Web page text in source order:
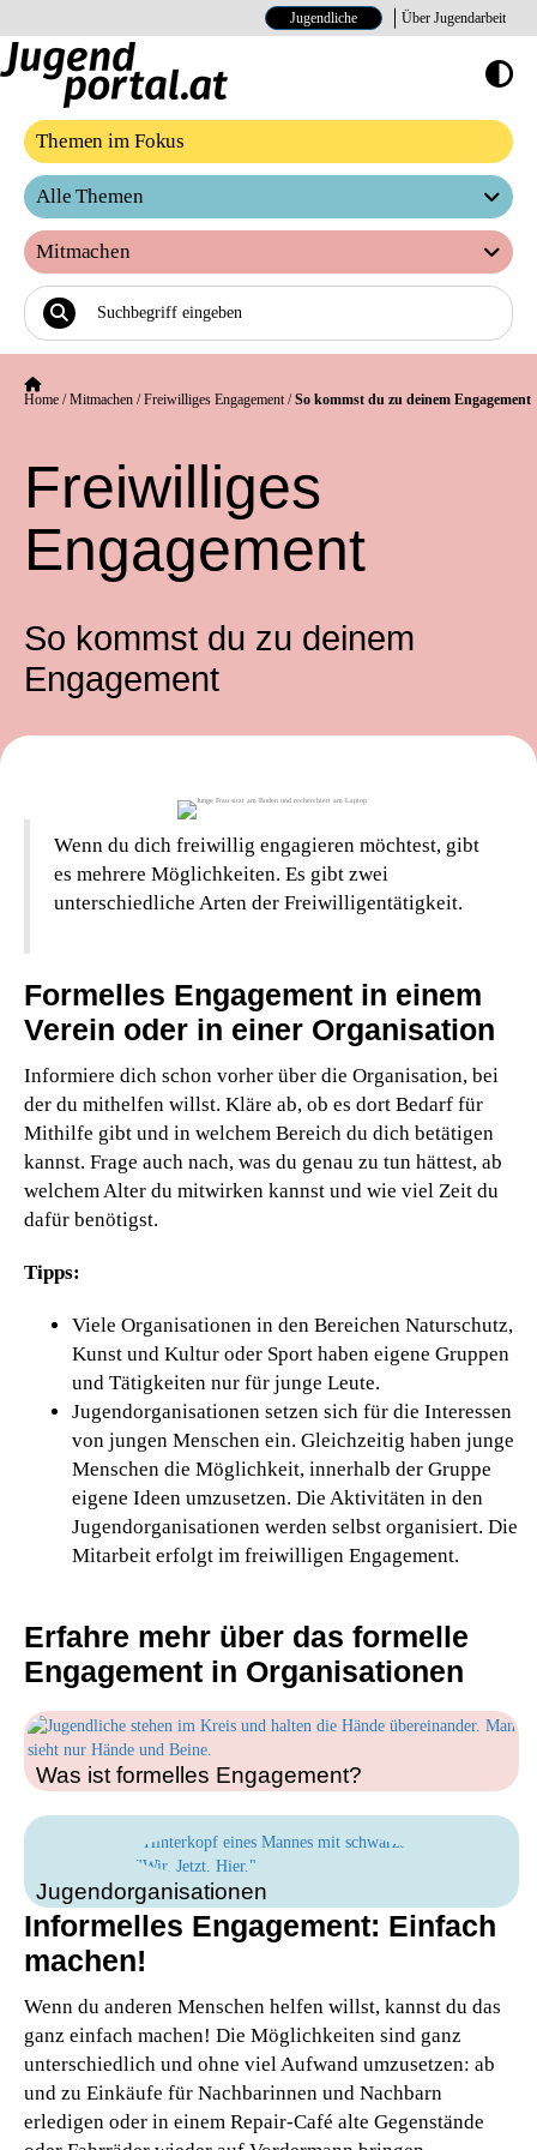
Jugendliche Über Jugendarbeit
Hoher Kontrast
Themen im Fokus
Alle Themen
Mitmachen
Home /Mitmachen /Freiwilliges Engagement/So kommst du zu deinem Engagement
Freiwilliges
Engagement
So kommst du zu deinem
Engagement
Wenn du dich freiwillig engagieren möchtest, gibt
es mehrere Möglichkeiten. Es gibt zwei
unterschiedliche Arten der Freiwilligentätigkeit.
Formelles Engagement in einem
Verein oder in einer Organisation
Informiere dich schon vorher über die Organisation, bei
der du mithelfen willst. Kläre ab, ob es dort Bedarf für
Mithilfe gibt und in welchem Bereich du dich betätigen
kannst. Frage auch nach, was du genau zu tun hättest, ab
welchem Alter du mitwirken kannst und wie viel Zeit du
dafür benötigst.
Tipps:
Viele Organisationen in den Bereichen Naturschutz,
Kunst und Kultur oder Sport haben eigene Gruppen
und Tätigkeiten nur für junge Leute.
Jugendorganisationen setzen sich für die Interessen
von jungen Menschen ein. Gleichzeitig haben junge
Menschen die Möglichkeit, innerhalb der Gruppe
eigene Ideen umzusetzen. Die Aktivitäten in den
Jugendorganisationen werden selbst organisiert. Die
Mitarbeit erfolgt im freiwilligen Engagement.
Erfahre mehr über das formelle
Engagement in Organisationen
Was ist formelles Engagement?
Jugendorganisationen
Informelles Engagement: Einfach
machen!
​Wenn du anderen Menschen helfen willst, kannst du das
ganz einfach machen! Die Möglichkeiten sind ganz
unterschiedlich und ohne viel Aufwand umzusetzen: ab
und zu Einkäufe für Nachbarinnen und Nachbarn
erledigen oder in einem Repair-Café alte Gegenstände